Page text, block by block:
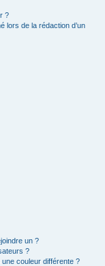
?
lors de la rédaction d’un
un ?
?
couleur différente ?